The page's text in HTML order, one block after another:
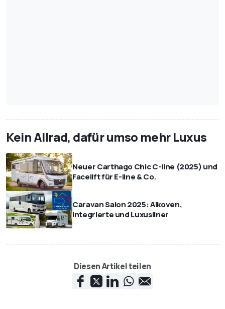
Kein Allrad, dafür umso mehr Luxus
Neuer Carthago Chic C-line (2025) und
Facelift für E-line & Co.
Caravan Salon 2025: Alkoven,
Integrierte und Luxusliner
Diesen Artikel teilen